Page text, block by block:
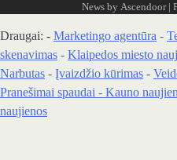
News by Ascendoor|
Draugai: - Marketingo agentūra -
skenavimas - Klaipedos miesto
Narbutas - Įvaizdžio kūrimas -
Pranešimai spaudai - Kauno
naujienos